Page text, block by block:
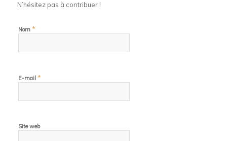
N’hésitez pas à contribuer !
Nom *
E-mail *
Site web